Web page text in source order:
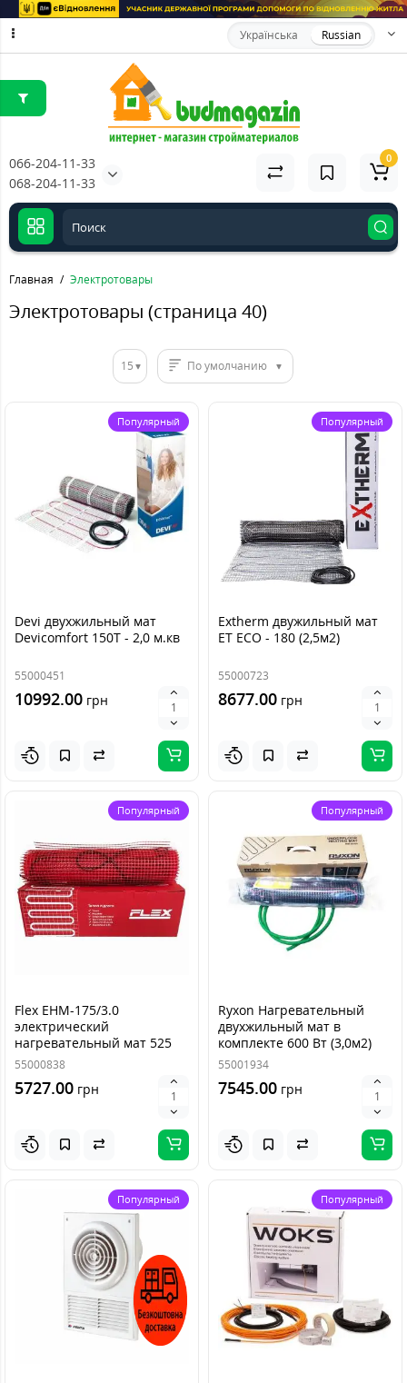
Українська Russian
066-204-11-33
068-204-11-33
0
Главная Электротовары
Электротовары (страница 40)
15 По умолчанию
Популярный
Devi двухжильный мат
Devicomfort 150T - 2,0 м.кв
55000451
10992.00 грн
Популярный
Extherm двужильный мат
ET ECO - 180 (2,5м2)
55000723
8677.00 грн
Популярный
Flex EHМ-175/3.0
электрический
нагревательный мат 525
Вт (3,0 м2)
55000838
5727.00 грн
Популярный
Ryxon Нагревательный
двухжильный мат в
комплекте 600 Вт (3,0м2)
55001934
7545.00 грн
Популярный Популярный